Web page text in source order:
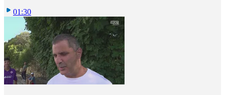
01:30